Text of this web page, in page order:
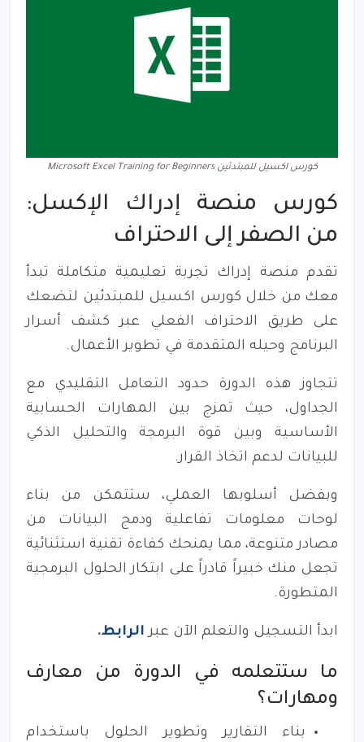
كورس اكسيل للمبتدئين Microsoft Excel Training for Beginners
كورس منصة إدراك الإكسل:
من الصفر إلى الاحتراف
تقدم منصة إدراك تجربة تعليمية متكاملة تبدأ
معك من خلال كورس اكسيل للمبتدئين لتضعك
على طريق الاحتراف الفعلي عبر كشف أسرار
البرنامج وحيله المتقدمة في تطوير الأعمال.
تتجاوز هذه الدورة حدود التعامل التقليدي مع
الجداول، حيث تمزج بين المهارات الحسابية
الأساسية وبين قوة البرمجة والتحليل الذكي
للبيانات لدعم اتخاذ القرار.
وبفضل أسلوبها العملي، ستتمكن من بناء
لوحات معلومات تفاعلية ودمج البيانات من
مصادر متنوعة، مما يمنحك كفاءة تقنية استثنائية
تجعل منك خبيراً قادراً على ابتكار الحلول البرمجية
المتطورة.
ابدأ التسجيل والتعلم الآن عبرالرابط.
ما ستتعلمه في الدورة من معارف
ومهارات؟
بناء التقارير وتطوير الحلول باستخدام